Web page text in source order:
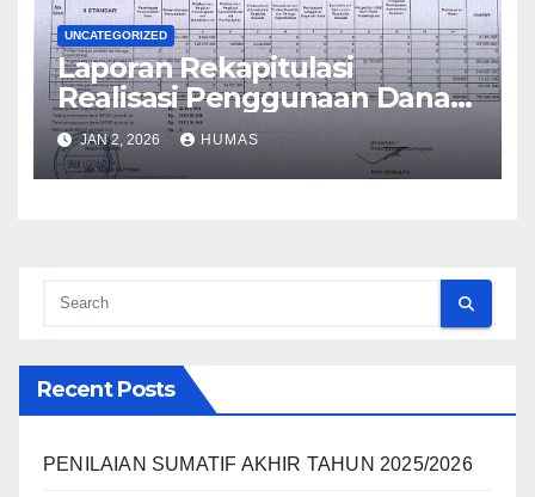
UNCATEGORIZED
Laporan Rekapitulasi
Realisasi Penggunaan Dana
BOS Reguler Tahap 2 Tahun
2025
JAN 2, 2026 HUMAS
Recent Posts
PENILAIAN SUMATIF AKHIR TAHUN 2025/2026